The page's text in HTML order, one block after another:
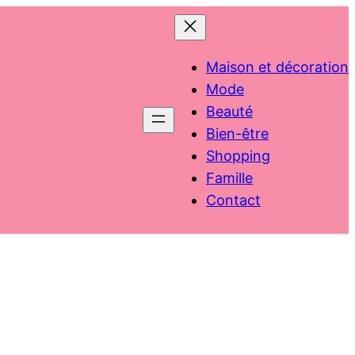
Maison et décoration
Mode
Beauté
Bien-être
Shopping
Famille
Contact